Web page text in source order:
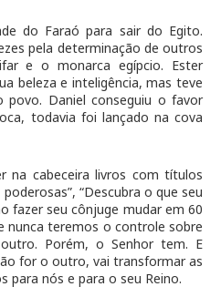
do Faraó para sair do Egito.
pela determinação de outros
e o monarca egípcio. Ester
beleza e inteligência, mas teve
povo. Daniel conseguiu o favor
todavia foi lançado na cova
na cabeceira livros com títulos
“Descubra o que seu
fazer seu cônjuge mudar em 60
nunca teremos o controle sobre
Porém, o Senhor tem. E
for o outro, vai transformar as
para nós e para o seu Reino.